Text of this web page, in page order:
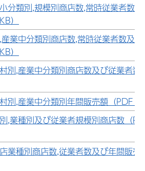
分類別,規模別商店数,常時従業者数
）
業中分類別商店数,常時従業者数及
）
別,産業中分類別商店数及び従業者
別,産業中分類別年間販売額（PDF
,業種別及び従業者規模別商店数（
業種別商店数,従業者数及び年間販売